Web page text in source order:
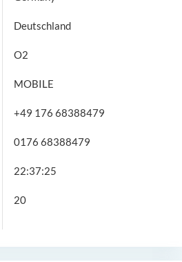
Deutschland
O2
MOBILE
+49 176 68388479
0176 68388479
22:37:25
20